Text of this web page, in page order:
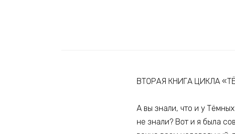
ВТОРАЯ КНИГА ЦИКЛА
А вы знали, что и у
не знали? Вот и я была